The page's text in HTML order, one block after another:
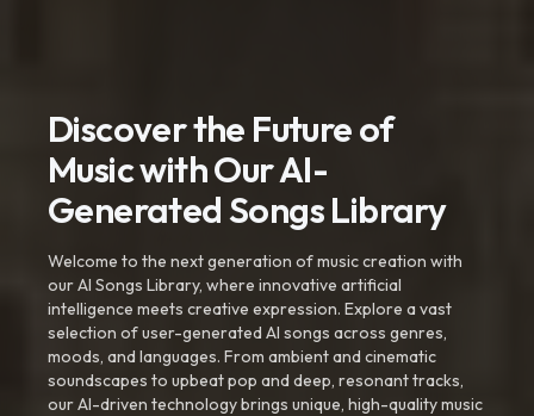
Discover the Future of
Music with Our AI-
Generated Songs Library
Welcome to the next generation of music creation with
our AI Songs Library, where innovative artificial
intelligence meets creative expression. Explore a vast
selection of user-generated AI songs across genres,
moods, and languages. From ambient and cinematic
soundscapes to upbeat pop and deep, resonant tracks,
our AI-driven technology brings unique, high-quality music